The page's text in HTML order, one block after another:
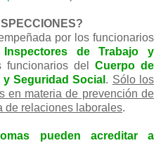
por los funcionarios
de Trabajo y
del Cuerpo de
Seguridad Social . Sólo los
en materia de prevención de
de relaciones laborales.
pueden acreditar a